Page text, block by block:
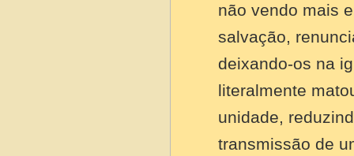
não vendo mais
salvação,
deixando-os na
literalmente
unidade,
transmissão de